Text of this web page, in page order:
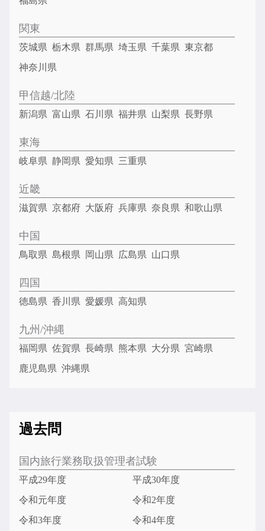
関東
茨城県 栃木県 群馬県 埼玉県 千葉県 東京都
神奈川県
甲信越/北陸
新潟県 富山県 石川県 福井県 山梨県 長野県
東海
岐阜県 静岡県 愛知県 三重県
近畿
滋賀県 京都府 大阪府 兵庫県 奈良県 和歌山県
中国
鳥取県 島根県 岡山県 広島県 山口県
四国
徳島県 香川県 愛媛県 高知県
九州/沖縄
福岡県 佐賀県 長崎県 熊本県 大分県 宮崎県
鹿児島県 沖縄県
過去問
国内旅行業務取扱管理者試験
平成29年度
平成30年度
令和元年度
令和2年度
令和3年度
令和4年度